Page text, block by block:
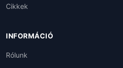
Cikkek
INFORMÁCIÓ
Rólunk